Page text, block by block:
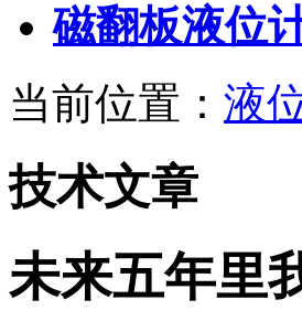
磁翻板液位
当前位置： 液
技术文章
未来五年里